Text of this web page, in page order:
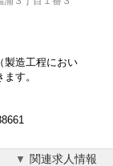
製造工程におい
す。
関連求人情報